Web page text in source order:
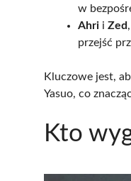
w
Ahri i Zed
przejść
Kluczowe jest,
Yasuo, co
Kto